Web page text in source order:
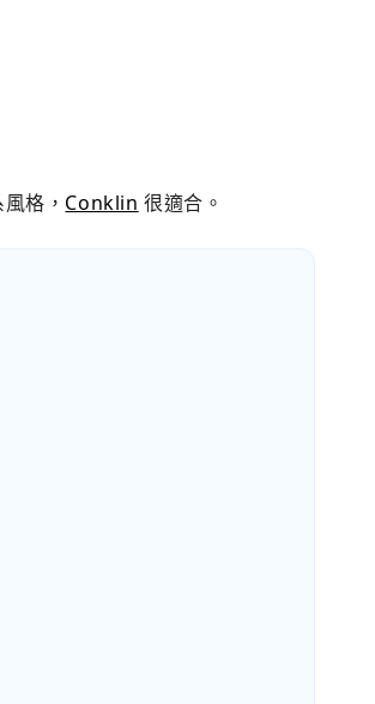
格， Conklin 很適合。